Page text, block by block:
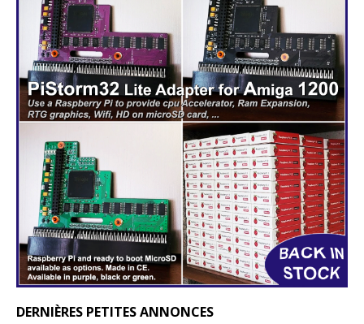
DERNIÈRES PETITES ANNONCES